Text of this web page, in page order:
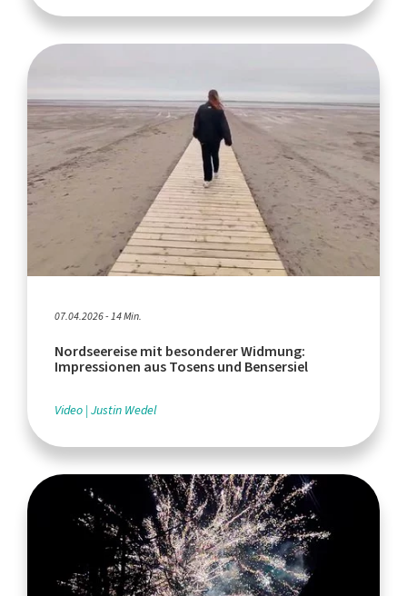
07.04.2026 - 14 Min.
Nordseereise mit besonderer Widmung:
Impressionen aus Tosens und Bensersiel
Video Justin Wedel